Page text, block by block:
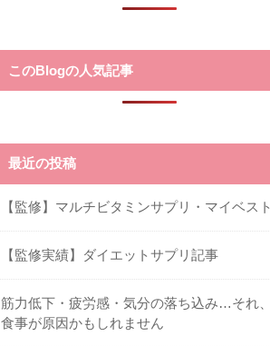
このBlogの人気記事
最近の投稿
【監修】マルチビタミンサプリ・マイベスト
【監修実績】ダイエットサプリ記事
筋力低下・疲労感・気分の落ち込み…それ、
食事が原因かもしれません